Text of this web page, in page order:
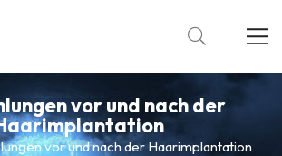
vor und nach der
vor und nach der Haarimplantation